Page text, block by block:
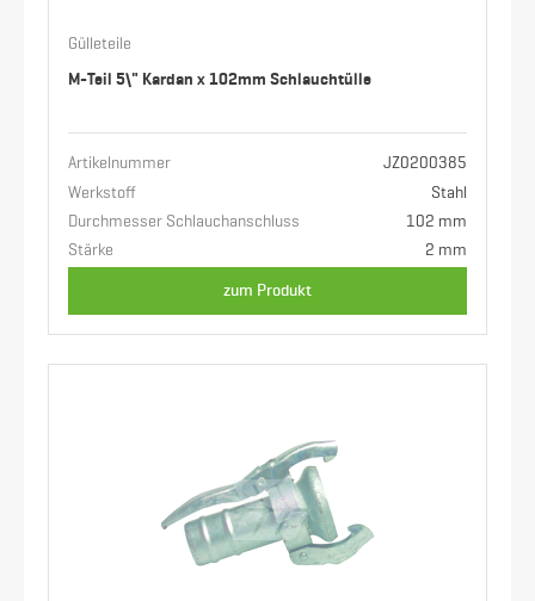
Gülleteile
M-Teil 5\" Kardan x 102mm Schlauchtülle
Artikelnummer
JZ0200385
Werkstoff
Stahl
Durchmesser Schlauchanschluss
102 mm
Stärke
2 mm
zum Produkt